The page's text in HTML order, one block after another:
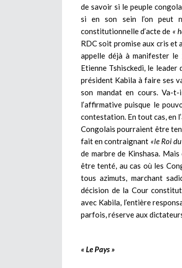
de savoir si le peuple
si en son sein l’on peut
constitutionnelle d’acte de «
RDC soit promise aux cris et
appelle déjà à manifester
Etienne Tshisckedi, le
président Kabila à faire ses
son mandat en cours. Va-
l’affirmative puisque le
contestation. En tout cas, en
Congolais pourraient être
fait en contraignant «le Roi
de marbre de Kinshasa.
être tenté, au cas où les
tous azimuts, marchant
décision de la Cour
avec Kabila, l’entière
parfois, réserve aux
« Le Pays »